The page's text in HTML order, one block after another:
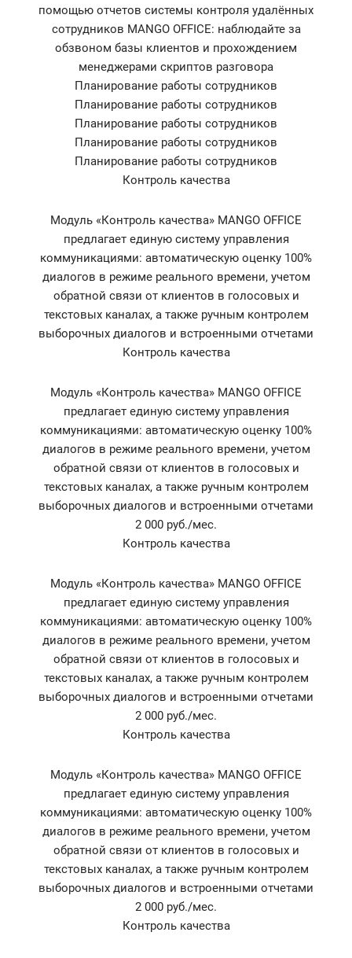
помощью отчетов системы контроля удалённых
сотрудников MANGO OFFICE: наблюдайте за
обзвоном базы клиентов и прохождением
менеджерами скриптов разговора
Планирование работы сотрудников
Планирование работы сотрудников
Планирование работы сотрудников
Планирование работы сотрудников
Планирование работы сотрудников
Контроль качества
Модуль «Контроль качества» MANGO OFFICE
предлагает единую систему управления
коммуникациями: автоматическую оценку 100%
диалогов в режиме реального времени, учетом
обратной связи от клиентов в голосовых и
текстовых каналах, а также ручным контролем
выборочных диалогов и встроенными отчетами
Контроль качества
Модуль «Контроль качества» MANGO OFFICE
предлагает единую систему управления
коммуникациями: автоматическую оценку 100%
диалогов в режиме реального времени, учетом
обратной связи от клиентов в голосовых и
текстовых каналах, а также ручным контролем
выборочных диалогов и встроенными отчетами
2 000 руб./мес.
Контроль качества
Модуль «Контроль качества» MANGO OFFICE
предлагает единую систему управления
коммуникациями: автоматическую оценку 100%
диалогов в режиме реального времени, учетом
обратной связи от клиентов в голосовых и
текстовых каналах, а также ручным контролем
выборочных диалогов и встроенными отчетами
2 000 руб./мес.
Контроль качества
Модуль «Контроль качества» MANGO OFFICE
предлагает единую систему управления
коммуникациями: автоматическую оценку 100%
диалогов в режиме реального времени, учетом
обратной связи от клиентов в голосовых и
текстовых каналах, а также ручным контролем
выборочных диалогов и встроенными отчетами
2 000 руб./мес.
Контроль качества